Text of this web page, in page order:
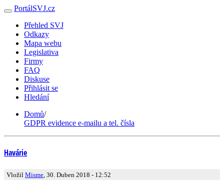
PortálSVJ.cz
Přehled SVJ
Odkazy
Mapa webu
Legislativa
Firmy
FAQ
Diskuse
Přihlásit se
Hledání
Domů/
GDPR evidence e-mailu a tel. čísla
Havárie
Vložil Misme , 30. Duben 2018 - 12:52